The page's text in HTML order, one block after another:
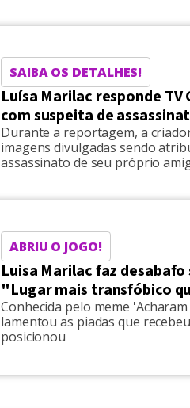
SAIBA OS DETALHES!
Luísa Marilac responde
com suspeita de
Durante a reportagem, a
imagens divulgadas sendo
assassinato de seu próprio
ABRIU O JOGO!
Luisa Marilac faz
"Lugar mais transfóbico
Conhecida pelo meme
lamentou as piadas que
posicionou